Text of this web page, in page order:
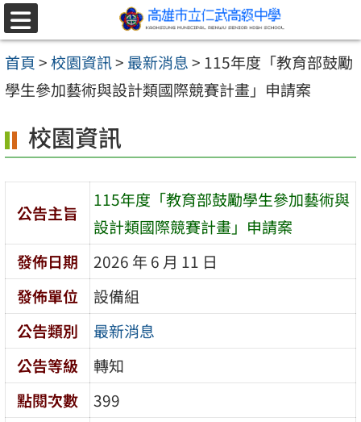
跳至主要內容區
選
單
首頁>校園資訊> 最新消息> 115年度「教育部鼓勵
學生參加藝術與設計類國際競賽計畫」申請案
校園資訊
公告主旨
115年度「教育部鼓勵學生參加藝術與
設計類國際競賽計畫」申請案
發佈日期
2026 年 6 月 11 日
發佈單位
設備組
公告類別
最新消息
公告等級
轉知
點閱次數
399